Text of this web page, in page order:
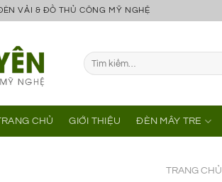
VẢI & ĐỒ THỦ CÔNG MỸ NGHỆ
Tìm
kiếm:
CHỦ GIỚI THIỆU ĐÈN MÂY TRE
TRANG CHỦ